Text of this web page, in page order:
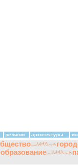
религии архитектуры